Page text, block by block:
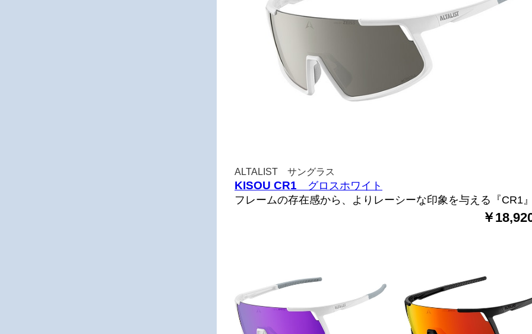
ALTALIST サングラス
KISOU CR1
グロスホワイト
フレームの存在感から、よりレーシーな印象を与える『CR1
￥